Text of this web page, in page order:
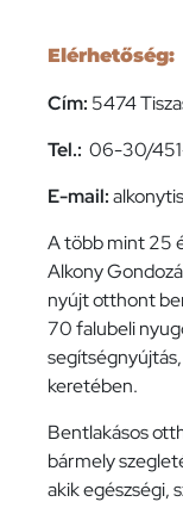
Elérhetőség:
Cím: 5474
Tel.: 06-30/
E-mail:
A több mint 25
Alkony
nyújt otthont
70 falubeli
keretében.
Bentlakásos
bármely
akik egészségi,